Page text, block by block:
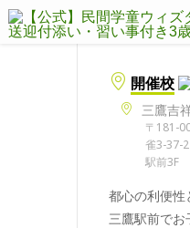
開催校
三鷹吉
〒181-
雀3-37-
駅前3F
都心の利便性
三鷹駅前でお